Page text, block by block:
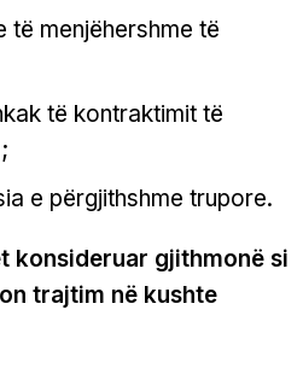
të menjëhershme të
të kontraktimit të
e përgjithshme trupore.
konsideruar gjithmonë si
trajtim në kushte